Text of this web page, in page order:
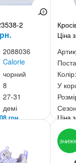
2
2088036
Calorie
чорний
8
27-31
демі
грн.
Ціна
Колір:
У
Ціна